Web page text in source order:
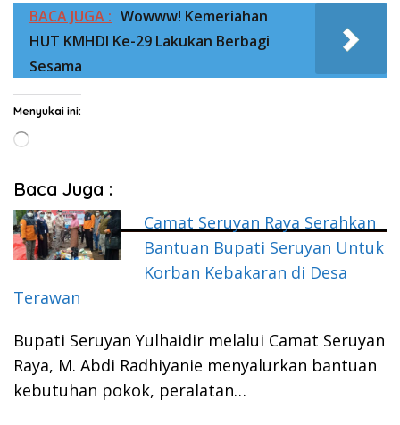
BACA JUGA : Wowww! Kemeriahan
HUT KMHDI Ke-29 Lakukan Berbagi
Sesama
Menyukai ini:
Memuat...
Baca Juga :
Camat Seruyan Raya Serahkan
Bantuan Bupati Seruyan Untuk
Korban Kebakaran di Desa
Terawan
Bupati Seruyan Yulhaidir melalui Camat Seruyan
Raya, M. Abdi Radhiyanie menyalurkan bantuan
kebutuhan pokok, peralatan…